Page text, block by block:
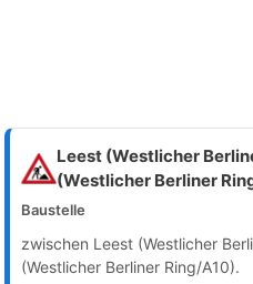
Leest (Westlicher
(Westlicher Berliner
Baustelle
zwischen Leest (Westlicher
(Westlicher Berliner Ring/A10).